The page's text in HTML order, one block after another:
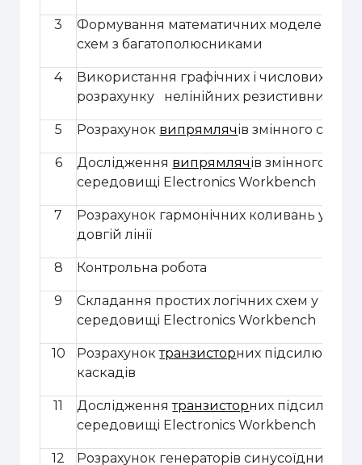
3 Формування математичних моделей
схем з багатополюсниками
4
Використання графічних і числових
розрахунку нелінійних резистивних кіл
5 Розрахунок випрямлячів змінного
6 Дослідження випрямлячів змінного
середовищі Electronics Workbench
7
Розрахунок гармонічних коливань у
довгій лінії
8 Контрольна робота
9
Складання простих логічних схем у
середовищі Electronics Workbench
10 Розрахуноктранзисторних
каскадів
11 Дослідженнятранзисторних
середовищі Electronics Workbench
12 Розрахунок генераторів синусоїдних